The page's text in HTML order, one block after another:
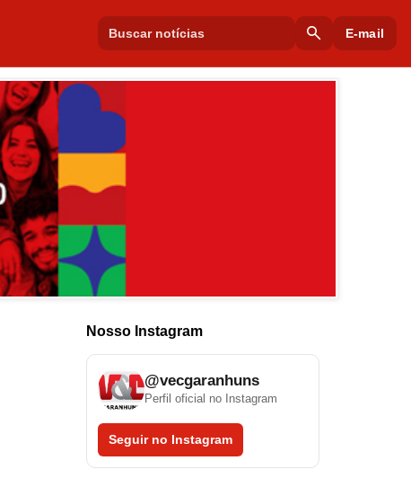
search E-mail
Nosso Instagram
@vecgaranhuns
Perfil oficial no Instagram
Seguir no Instagram